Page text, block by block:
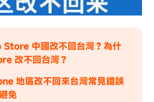
Store 中國改不回台灣？為什
改不回台灣？
地區改不回來台灣常見錯誤
免